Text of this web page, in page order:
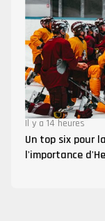
Il y a 14 heures
Un top six pour
l'importance